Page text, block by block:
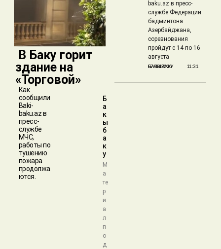
​ В Баку горит
здание на
«Торговой»
Как
сообщили
Baki-
baku.az в
пресс-
службе
МЧС,
работы по
тушению
пожара
продолжа
ются.
Б
а
к
ы
б
а
к
у
М
а
те
р
и
а
л
п
о
д
baku.az в пресс-
службе Федерации
бадминтона
Азербайджана,
соревнования
пройдут с 14 по 16
августа
БАКЫБАКУ
07/08/2026 11:31